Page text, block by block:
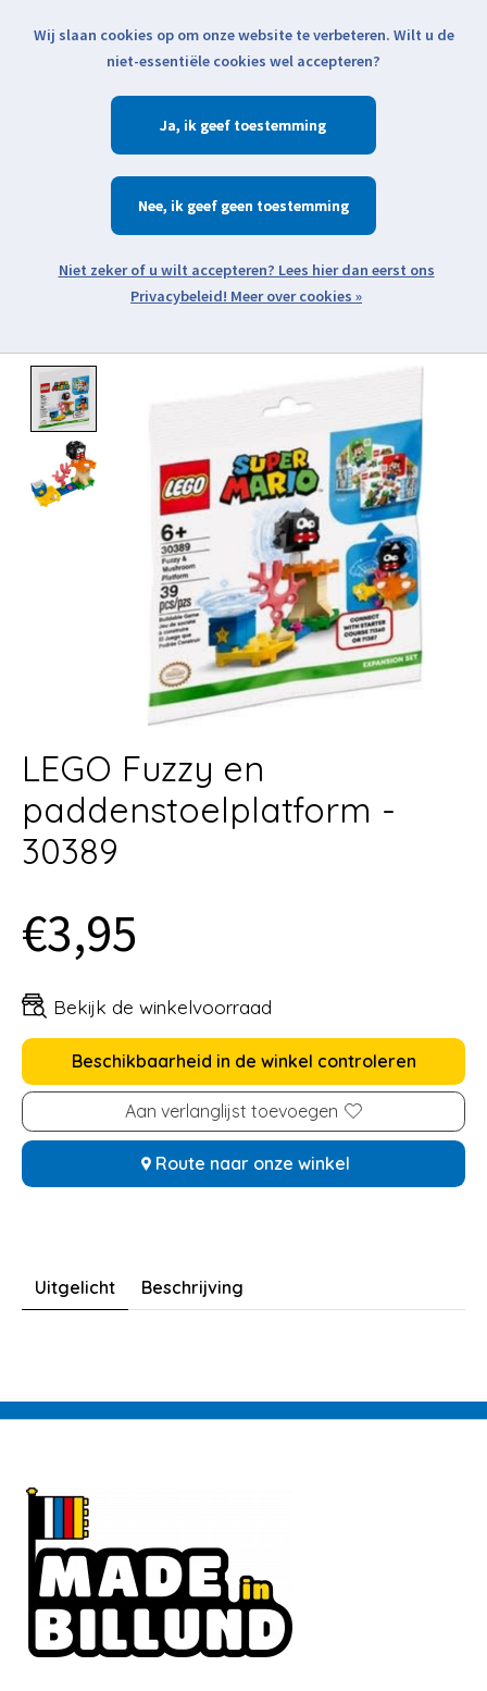
Klik voor actuele verzendinformatie...
Verlanglijst
Zoeken
Open webshop menu
LEGO Fuzzy en
paddenstoelplatform -
30389
€3,95
Bekijk de winkelvoorraad
Beschikbaarheid in de winkel controleren
Aan verlanglijst toevoegen
Route naar onze winkel
Uitgelicht Beschrijving
Wij slaan cookies op om onze website te verbeteren. Wilt u de
niet-essentiële cookies wel accepteren?
Ja
Nee
Meer over cookies »